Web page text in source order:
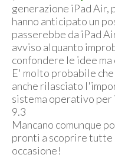
generazione iPad Air,
hanno anticipato un
passerebbe da iPad
avviso alquanto
confondere le idee
E' molto probabile
anche rilasciato
sistema operativo per
9.3
Mancano comunque
pronti a scoprire tutte
occasione!